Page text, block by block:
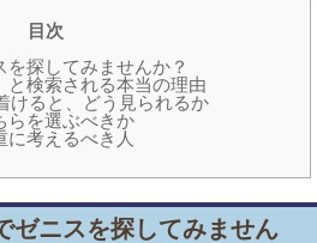
目次
探してみませんか？
と検索される本当の理由
けると、どう見られるか
らを選ぶべきか
考えるべき人
ゼニスを探してみません